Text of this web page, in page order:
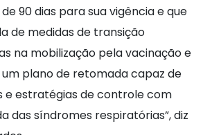
90 dias para sua vigência e que
de medidas de transição
na mobilização pela vacinação e
plano de retomada capaz de
e estratégias de controle com
das síndromes respiratórias”, diz